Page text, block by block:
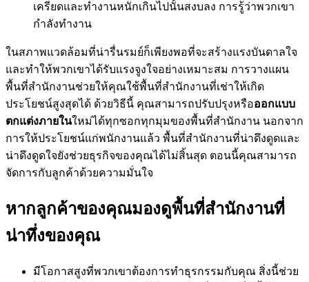
เครียดและทำงานหนักเกินไปนั้นสงบลง การรู้ว่าพวกเขา
กำลังทำงาน
ในสภาพแวดล้อมที่น่ารื่นรมย์ก็เพียงพอที่จะสร้างแรงบันดาลใจ
และทำให้พวกเขาได้รับแรงจูงใจอย่างเหมาะสม การวางแผน
พื้นที่สำนักงานช่วยให้คุณใช้พื้นที่สำนักงานที่เช่าให้เกิด
ประโยชน์สูงสุดได้ ด้วยวิธีนี้ คุณสามารถปรับปรุงหรือออกแบบ
ตกแต่งภายในใหม่ได้ทุกซอกทุกมุมของพื้นที่สำนักงาน นอกจาก
การให้ประโยชน์แก่พนักงานแล้ว พื้นที่สำนักงานที่น่าดึงดูดและ
น่าดึงดูดใจยังช่วยธุรกิจของคุณได้ไม่สิ้นสุด ตอนนี้คุณสามารถ
จัดการกับลูกค้าด้วยความมั่นใจ
หากลูกค้าของคุณมองดูพื้นที่สำนักงานที่
น่าทึ่งของคุณ
มีโอกาสสูงที่พวกเขาต้องการทำธุรกรรมกับคุณ สิ่งนี้ช่วย